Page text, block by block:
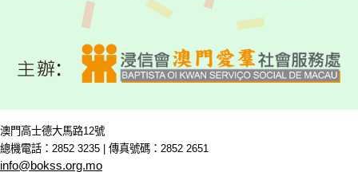
澳門高士德大馬路12號
總機電話：2852 3235 | 傳真號碼：2852 2651
info@bokss.org.mo